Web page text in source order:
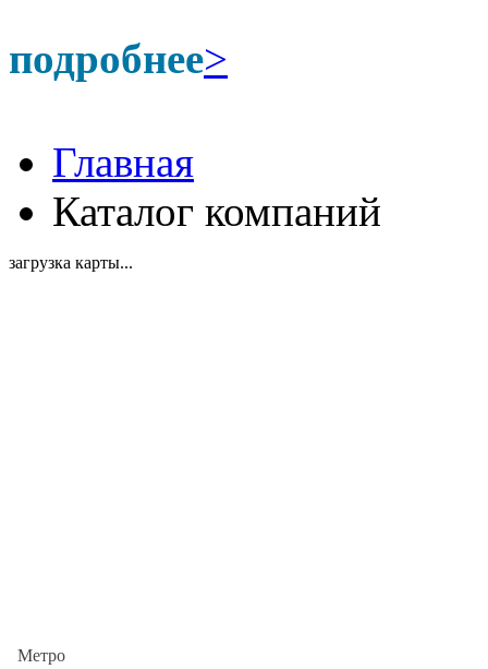
подробнее>
Главная
Каталог компаний
загрузка карты...
Метро